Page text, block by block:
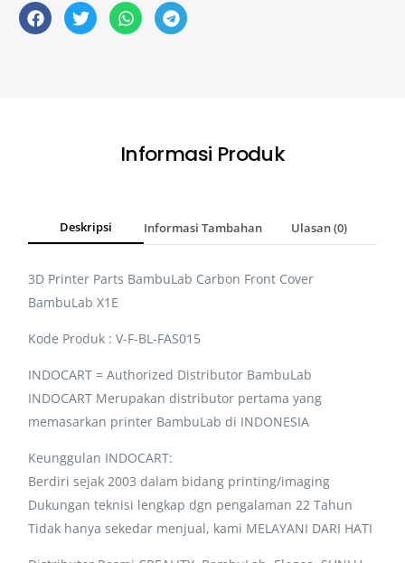
Informasi Produk
Deskripsi Informasi Tambahan Ulasan (0)
3D Printer Parts BambuLab Carbon Front Cover
BambuLab X1E
Kode Produk : V-F-BL-FAS015
INDOCART = Authorized Distributor BambuLab
INDOCART Merupakan distributor pertama yang
memasarkan printer BambuLab di INDONESIA
Keunggulan INDOCART:
Berdiri sejak 2003 dalam bidang printing/imaging
Dukungan teknisi lengkap dgn pengalaman 22 Tahun
Tidak hanya sekedar menjual, kami MELAYANI DARI HATI